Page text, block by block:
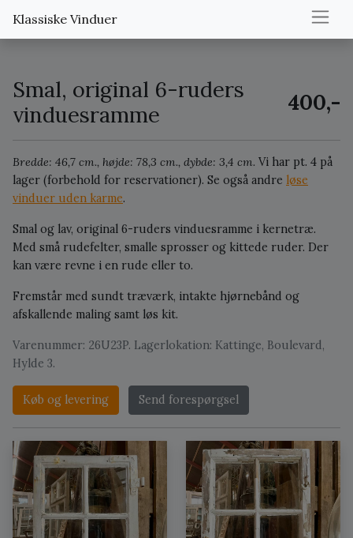
Klassiske Vinduer
Smal, original 6-ruders
vinduesramme
400,-
Bredde: 46,7 cm., højde: 78,3 cm., dybde: 3,4 cm. Vi har pt. 4 på
lager (forbehold for reservationer). Se også andre løse
vinduer uden karme.
Smal og lav, original 6-ruders vinduesramme i kernetræ.
Med små rudefelter, smalle sprosser og kittede ruder. Der
kan være revne i en rude eller to.
Fremstår med sundt træværk, intakte hjørnebånd og
afskallende maling samt løs kit.
Varenummer: 26U23P. Lagerlokation: Kattinge, Boulevard,
Hylde 3.
Køb og levering Send forespørgsel